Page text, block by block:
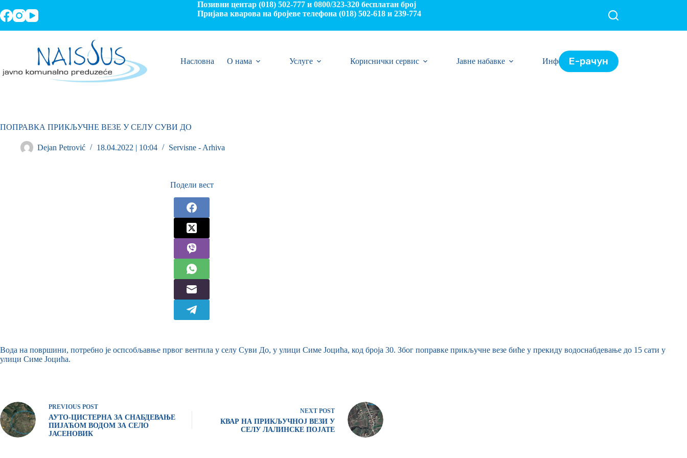
Позивни центар (018) 502-777 и 0800/323-320 бесплатан број
Пријава кварова на бројеве телефона (018) 502-618 и 239-774
Насловна О нама Услуге Кориснички сервис Јавне набавке ИнформацијеЕ-рачун
ПОПРАВКА ПРИКЉУЧНЕ ВЕЗЕ У СЕЛУ СУВИ ДО
Dejan Petrović 18.04.2022 | 10:04 Servisne - Arhiva
Подели вест
Вода на површини, потребно је оспсобљавње првог вентила у селу Суви До, у улици Симе Јоцића, код броја 30. Због поправке прикључне везе биће у прекиду водоснабдевање до 15 сати у
улици Симе Јоцића.
PREVIOUS POST
АУТО-ЦИСТЕРНА ЗА СНАБДЕВАЊЕ
ПИЈАЋОМ ВОДОМ ЗА СЕЛО
ЈАСЕНОВИК
NEXT POST
КВАР НА ПРИКЉУЧНОЈ ВЕЗИ У
СЕЛУ ЛАЛИНСКЕ ПОЈАТЕ